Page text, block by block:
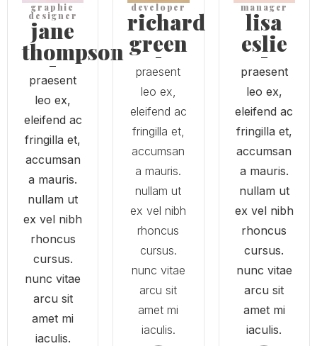
graphic
designer
jane
thompson
praesent
leo ex,
eleifend ac
fringilla et,
accumsan
a mauris.
nullam ut
ex vel nibh
rhoncus
cursus.
nunc vitae
arcu sit
amet mi
iaculis.
developer
richard
green
praesent
leo ex,
eleifend ac
fringilla et,
accumsan
a mauris.
nullam ut
ex vel nibh
rhoncus
cursus.
nunc vitae
arcu sit
amet mi
iaculis.
manager
lisa
eslie
praesent
leo ex,
eleifend ac
fringilla et,
accumsan
a mauris.
nullam ut
ex vel nibh
rhoncus
cursus.
nunc vitae
arcu sit
amet mi
iaculis.